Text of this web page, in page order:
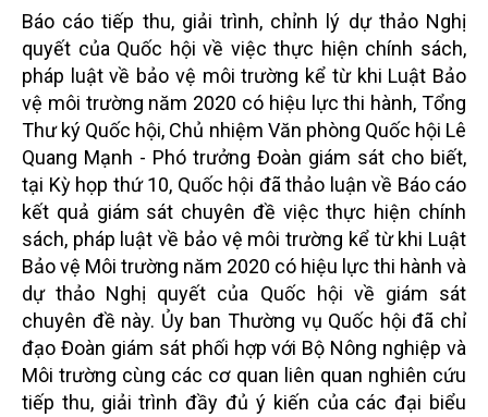
Báo cáo tiếp thu, giải trình, chỉnh lý dự thảo Nghị
quyết của Quốc hội về việc thực hiện chính sách,
pháp luật về bảo vệ môi trường kể từ khi Luật Bảo
vệ môi trường năm 2020 có hiệu lực thi hành, Tổng
Thư ký Quốc hội, Chủ nhiệm Văn phòng Quốc hội Lê
Quang Mạnh - Phó trưởng Đoàn giám sát cho biết,
tại Kỳ họp thứ 10, Quốc hội đã thảo luận về Báo cáo
kết quả giám sát chuyên đề việc thực hiện chính
sách, pháp luật về bảo vệ môi trường kể từ khi Luật
Bảo vệ Môi trường năm 2020 có hiệu lực thi hành và
dự thảo Nghị quyết của Quốc hội về giám sát
chuyên đề này. Ủy ban Thường vụ Quốc hội đã chỉ
đạo Đoàn giám sát phối hợp với Bộ Nông nghiệp và
Môi trường cùng các cơ quan liên quan nghiên cứu
tiếp thu, giải trình đầy đủ ý kiến của các đại biểu